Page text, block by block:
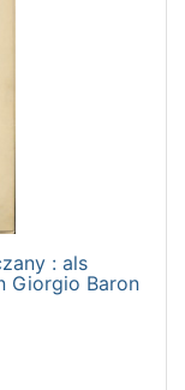
: als
Giorgio Baron